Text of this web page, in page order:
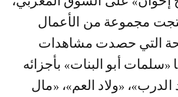
مجموعة من الأعمال
التي حصدت مشاهدات
«سلمات أبو البنات» بأجزائه
الدرب»، «ولاد العم»، «مال